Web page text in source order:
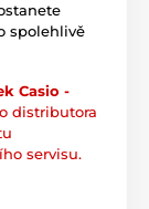
spolehlivě
Casio -
distributora
servisu.